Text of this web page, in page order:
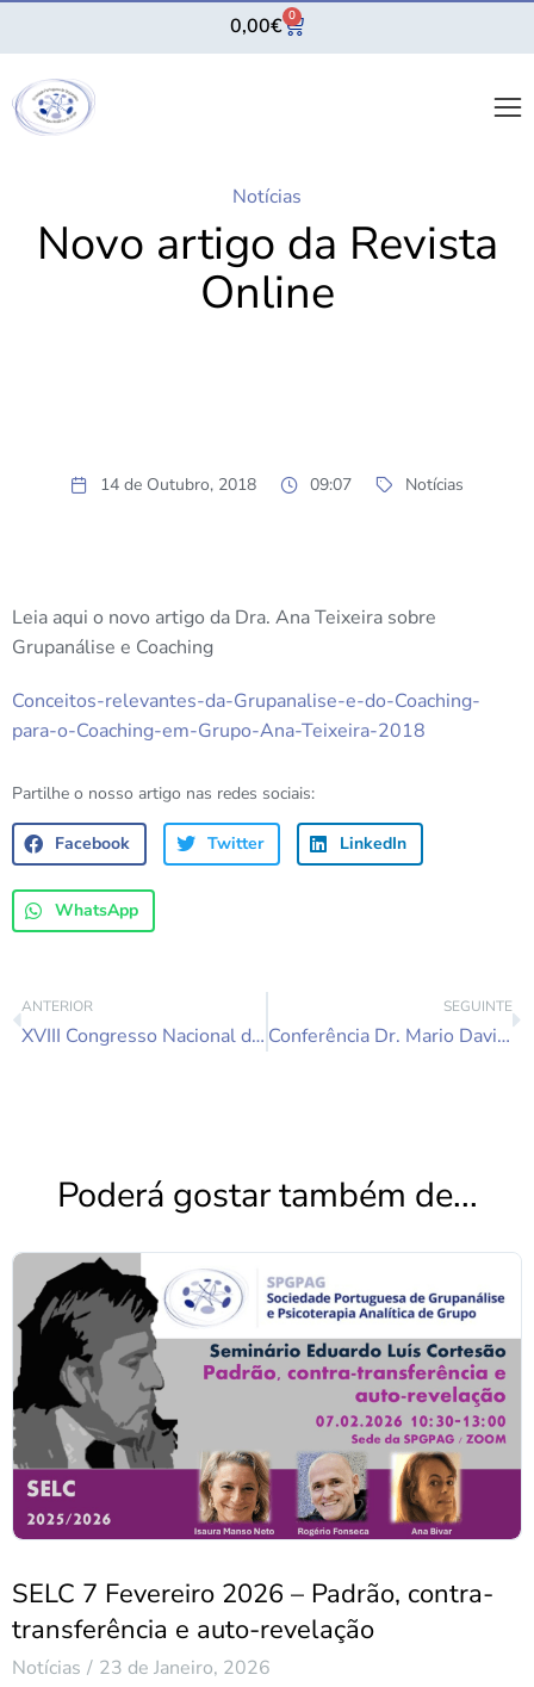
0,00€ 0
Notícias
Novo artigo da Revista
Online
14 de Outubro, 2018 09:07 Notícias
Leia aqui o novo artigo da Dra. Ana Teixeira sobre
Grupanálise e Coaching
Conceitos-relevantes-da-Grupanalise-e-do-Coaching-
para-o-Coaching-em-Grupo-Ana-Teixeira-2018
Partilhe o nosso artigo nas redes sociais:
Facebook Twitter LinkedIn
WhatsApp
ANTERIOR
XVIII Congresso Nacional da SPGPAG
SEGUINTE
Conferência Dr. Mario David: Who we are, as Group Analysts, towards and with the Group”
Poderá gostar também de...
SELC 7 Fevereiro 2026 – Padrão, contra-
transferência e auto-revelação
Notícias 23 de Janeiro, 2026